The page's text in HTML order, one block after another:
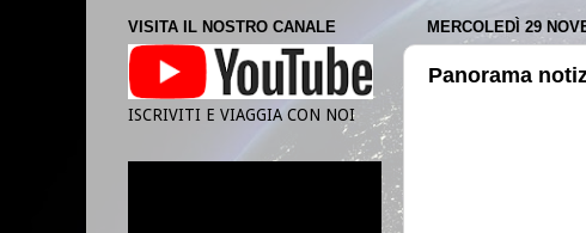
MERCOLEDÌ 29
Panorama
VISITA IL NOSTRO CANALE
ISCRIVITI E VIAGGIA CON NOI